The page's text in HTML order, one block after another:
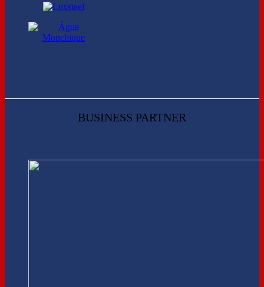
BUSINESS PARTNER